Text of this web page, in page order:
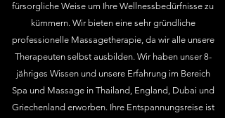
fürsorgliche Weise um Ihre Wellnessbedürfnisse zu
kümmern. Wir bieten eine sehr gründliche
professionelle Massagetherapie, da wir alle unsere
Therapeuten selbst ausbilden. Wir haben unser 8-
jähriges Wissen und unsere Erfahrung im Bereich
Spa und Massage in Thailand, England, Dubai und
Griechenland erworben. Ihre Entspannungsreise ist